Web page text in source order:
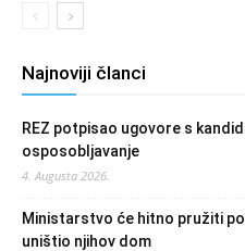
Najnoviji članci
REZ potpisao ugovore s
osposobljavanje
4. Augusta 2026.
Ministarstvo će hitno pružiti
uništio njihov dom